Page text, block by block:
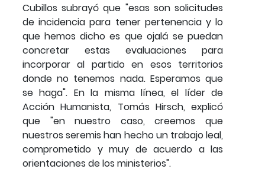
Cubillos subrayó que "esas son solicitudes
de incidencia para tener pertenencia y lo
que hemos dicho es que ojalá se puedan
concretar estas evaluaciones para
incorporar al partido en esos territorios
donde no tenemos nada. Esperamos que
se haga". En la misma línea, el líder de
Acción Humanista, Tomás Hirsch, explicó
que "en nuestro caso, creemos que
nuestros seremis han hecho un trabajo leal,
comprometido y muy de acuerdo a las
orientaciones de los ministerios".